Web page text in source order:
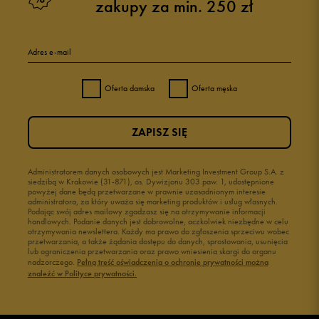
zakupy za min. 250 zł
Adres e-mail
Oferta damska Oferta męska
Administratorem danych osobowych jest Marketing Investment Group S.A. z
siedzibą w Krakowie (31-871), os. Dywizjonu 303 paw. 1, udostępnione
powyżej dane będą przetwarzane w prawnie uzasadnionym interesie
administratora, za który uważa się marketing produktów i usług własnych.
Podając swój adres mailowy zgadzasz się na otrzymywanie informacji
handlowych. Podanie danych jest dobrowolne, aczkolwiek niezbędne w celu
otrzymywania newslettera. Każdy ma prawo do zgłoszenia sprzeciwu wobec
przetwarzania, a także żądania dostępu do danych, sprostowania, usunięcia
lub ograniczenia przetwarzania oraz prawo wniesienia skargi do organu
nadzorczego. Pełną treść oświadczenia o ochronie prywatności można
znaleźć w Polityce prywatności.
ZAPISZ SIĘ